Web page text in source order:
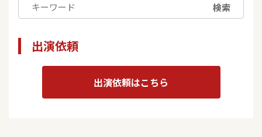
検索
出演依頼
出演依頼はこちら